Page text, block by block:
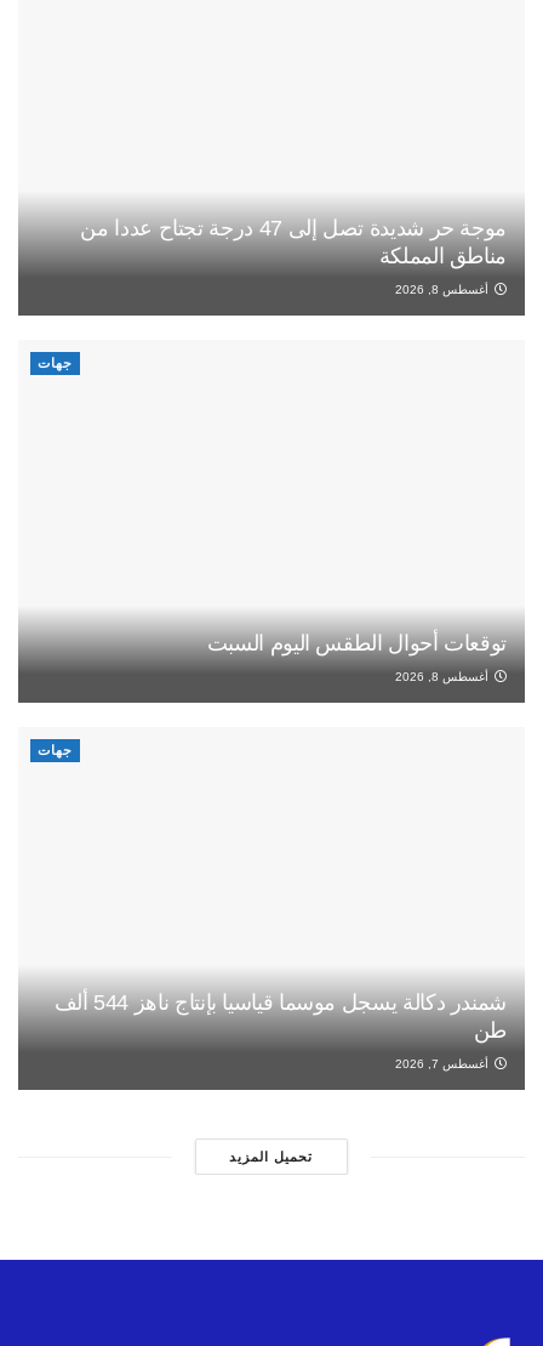
موجة حر شديدة تصل إلى 47 درجة تجتاح عددا من
مناطق المملكة
أغسطس 8, 2026
جهات
توقعات أحوال الطقس اليوم السبت
أغسطس 8, 2026
جهات
شمندر دكالة يسجل موسما قياسيا بإنتاج ناهز 544 ألف
طن
أغسطس 7, 2026
تحميل المزيد